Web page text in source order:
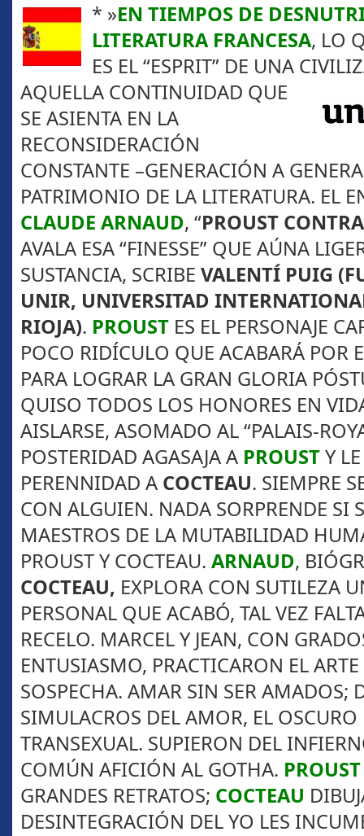
* »EN TIEMPOS DE
LITERATURA FRANCESA, LO
ES EL “ESPRIT” DE UNA
AQUELLA CONTINUIDAD QUE
SE ASIENTA EN LA
RECONSIDERACIÓN
CONSTANTE –GENERACIÓN A
PATRIMONIO DE LA LITERATURA. EL
CLAUDE ARNAUD, “PROUST
AVALA ESA “FINESSE” QUE AÚNA
SUSTANCIA, SCRIBE VALENTÍ PUIG
UNIR, UNIVERSITAD
RIOJA). PROUST ES EL PERSONAJE
POCO RIDÍCULO QUE ACABARÁ POR
PARA LOGRAR LA GRAN GLORIA
QUISO TODOS LOS HONORES EN
AISLARSE, ASOMADO AL “PALAIS-
POSTERIDAD AGASAJA A PROUSTY
PERENNIDAD A COCTEAU. SIEMPRE
CON ALGUIEN. NADA SORPRENDE SI
MAESTROS DE LA MUTABILIDAD
PROUST Y COCTEAU. ARNAUD,
COCTEAU, EXPLORA CON SUTILEZA
PERSONAL QUE ACABÓ, TAL VEZ
RECELO. MARCEL Y JEAN, CON
ENTUSIASMO, PRACTICARON EL
SOSPECHA. AMAR SIN SER AMADOS;
SIMULACROS DEL AMOR, EL
TRANSEXUAL. SUPIERON DEL
COMÚN AFICIÓN AL GOTHA. PROUST
GRANDES RETRATOS; COCTEAU
DESINTEGRACIÓN DEL YO LES